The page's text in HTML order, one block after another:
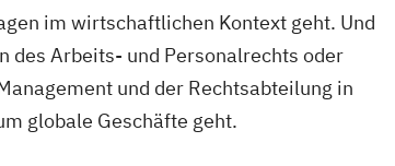
im wirtschaftlichen Kontext geht. Und
des Arbeits- und Personalrechts oder
und der Rechtsabteilung in
globale Geschäfte geht.